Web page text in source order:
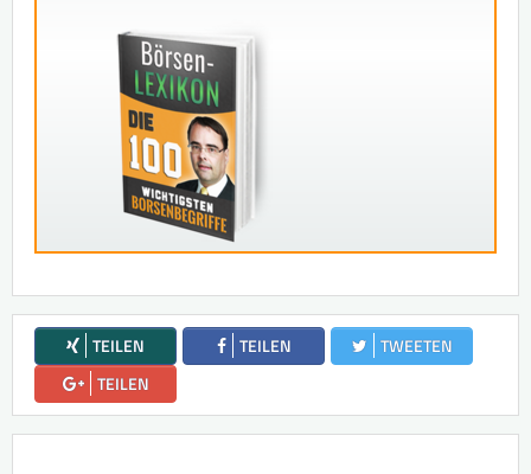
TEILEN TEILEN
TWEETEN
TEILEN